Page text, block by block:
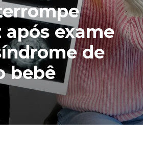
exame
de
bebê